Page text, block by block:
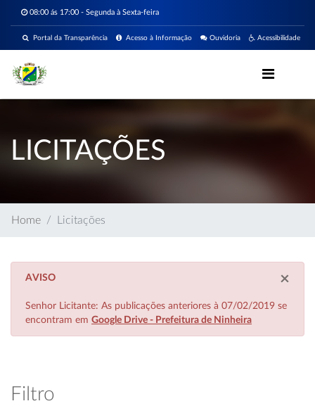
08:00 ás 17:00 - Segunda à Sexta-feira
Acessibilidade
Ouvidoria
Acesso à Informação
Portal da Transparência
LICITAÇÕES
Home Licitações
×
AVISO
Senhor Licitante: As publicações anteriores à 07/02/2019 se
encontram em Google Drive - Prefeitura de Ninheira
Filtro